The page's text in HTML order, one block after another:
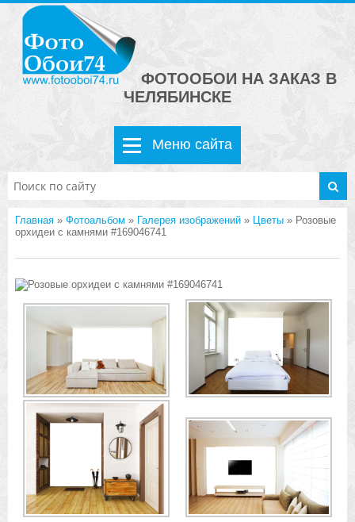
ФОТООБОИ НА ЗАКАЗ В
ЧЕЛЯБИНСКЕ
Меню сайта
Главная » Фотоальбом » Галерея изображений » Цветы » Розовые
орхидеи с камнями #169046741